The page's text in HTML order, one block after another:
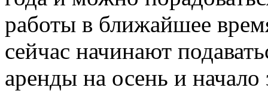
работы в ближайшее
сейчас начинают
аренды на осень и